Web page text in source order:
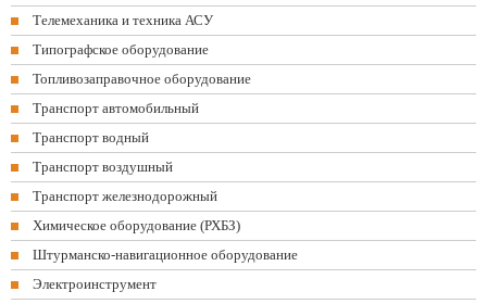
Телемеханика и техника АСУ
Типографское оборудование
Топливозаправочное оборудование
Транспорт автомобильный
Транспорт водный
Транспорт воздушный
Транспорт железнодорожный
Химическое оборудование (РХБЗ)
Штурманско-навигационное оборудование
Электроинструмент